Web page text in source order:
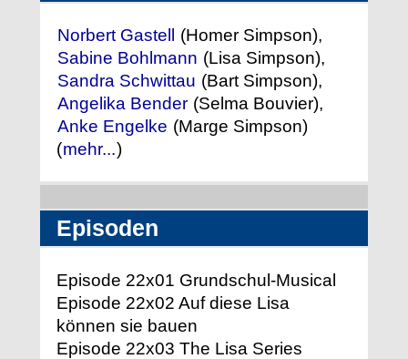
Norbert Gastell
(Homer Simpson),
Sabine Bohlmann (Lisa Simpson),
Sandra Schwittau (Bart Simpson),
Angelika Bender (Selma Bouvier),
Anke Engelke (Marge Simpson)
(mehr...)
Episoden
Episode 22x01 Grundschul-Musical
Episode 22x02 Auf diese Lisa
können sie bauen
Episode 22x03 The Lisa Series